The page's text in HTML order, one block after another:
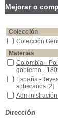
Mejorar o
Colección
Colección
Colección
Materias
Colombia--
Colombia--
gobierno--
España -Reyes y
España -
soberanos [2]
Administración
Administración
Administración
Dirección